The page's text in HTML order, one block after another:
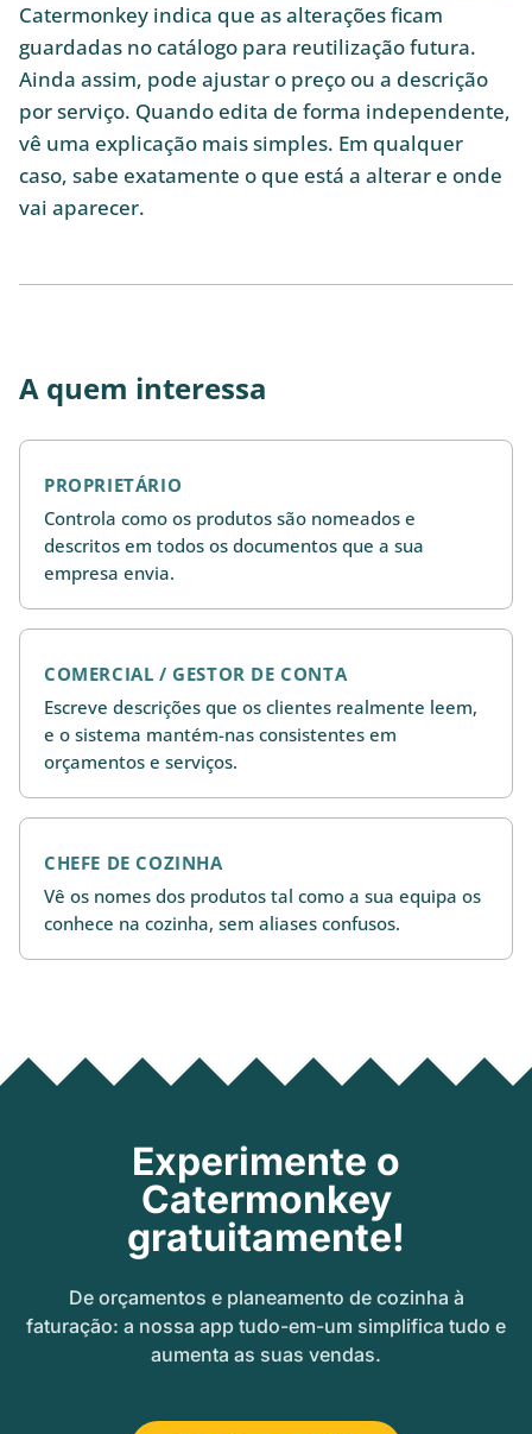
Catermonkey indica que as alterações ficam
guardadas no catálogo para reutilização futura.
Ainda assim, pode ajustar o preço ou a descrição
por serviço. Quando edita de forma independente,
vê uma explicação mais simples. Em qualquer
caso, sabe exatamente o que está a alterar e onde
vai aparecer.
A quem interessa
PROPRIETÁRIO
Controla como os produtos são nomeados e
descritos em todos os documentos que a sua
empresa envia.
COMERCIAL / GESTOR DE CONTA
Escreve descrições que os clientes realmente leem,
e o sistema mantém-nas consistentes em
orçamentos e serviços.
CHEFE DE COZINHA
Vê os nomes dos produtos tal como a sua equipa os
conhece na cozinha, sem aliases confusos.
Experimente o
Catermonkey
gratuitamente!
De orçamentos e planeamento de cozinha à
faturação: a nossa app tudo-em-um simplifica tudo e
aumenta as suas vendas.